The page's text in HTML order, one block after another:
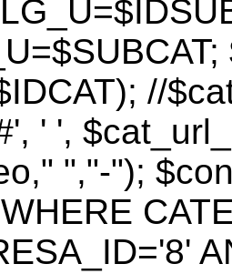
//
' ',
","-");